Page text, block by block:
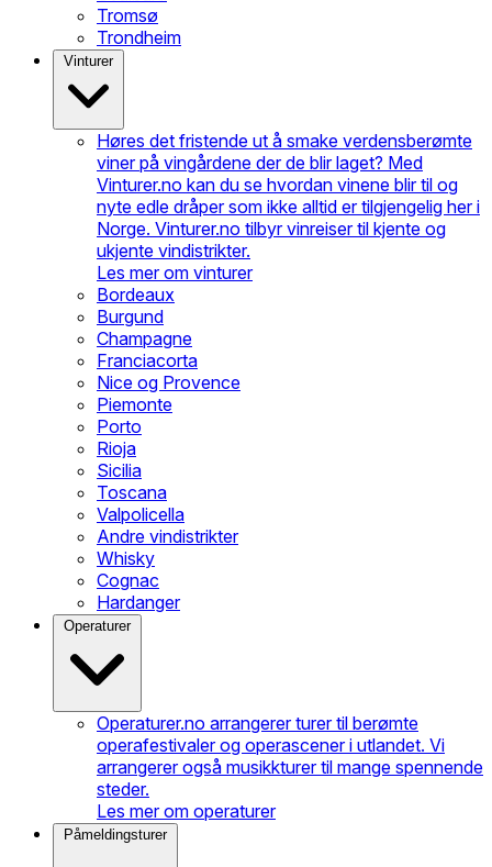
Tromsø
Trondheim
Vinturer
Høres det fristende ut å smake verdensberømte
viner på vingårdene der de blir laget? Med
Vinturer.no kan du se hvordan vinene blir til og
nyte edle dråper som ikke alltid er tilgjengelig her i
Norge. Vinturer.no tilbyr vinreiser til kjente og
ukjente vindistrikter.
Les mer om vinturer
Bordeaux
Burgund
Champagne
Franciacorta
Nice og Provence
Piemonte
Porto
Rioja
Sicilia
Toscana
Valpolicella
Andre vindistrikter
Whisky
Cognac
Hardanger
Operaturer
Operaturer.no arrangerer turer til berømte
operafestivaler og operascener i utlandet. Vi
arrangerer også musikkturer til mange spennende
steder.
Les mer om operaturer
Påmeldingsturer